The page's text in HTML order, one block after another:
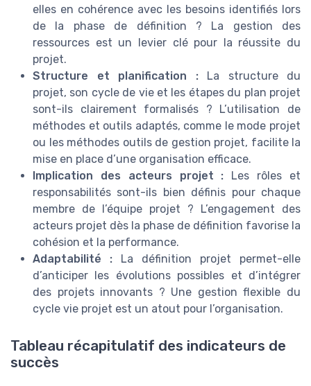
elles en cohérence avec les besoins identifiés lors
de la phase de définition ? La gestion des
ressources est un levier clé pour la réussite du
projet.
Structure et planification :La structure du
projet, son cycle de vie et les étapes du plan projet
sont-ils clairement formalisés ? L’utilisation de
méthodes et outils adaptés, comme le mode projet
ou les méthodes outils de gestion projet, facilite la
mise en place d’une organisation efficace.
Implication des acteurs projet : Les rôles et
responsabilités sont-ils bien définis pour chaque
membre de l’équipe projet ? L’engagement des
acteurs projet dès la phase de définition favorise la
cohésion et la performance.
Adaptabilité : La définition projet permet-elle
d’anticiper les évolutions possibles et d’intégrer
des projets innovants ? Une gestion flexible du
cycle vie projet est un atout pour l’organisation.
Tableau récapitulatif des indicateurs de
succès